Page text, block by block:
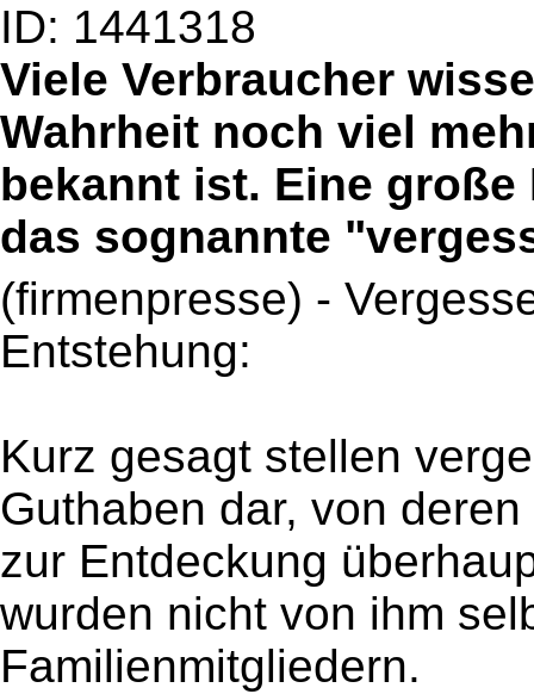
ID: 1441318
Viele Verbraucher
Wahrheit noch viel
bekannt ist. Eine
das sognannte
(firmenpresse) -
Entstehung:
Kurz gesagt stellen
Guthaben dar, von
zur Entdeckung
wurden nicht von ihm
Familienmitgliedern.